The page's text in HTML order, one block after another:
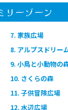
リーゾーン
7. 家族広場
8. アルプスドリー
9. 小鳥と小動物の
10. さくらの森
11. 子供冒険広場
12. 水辺広場